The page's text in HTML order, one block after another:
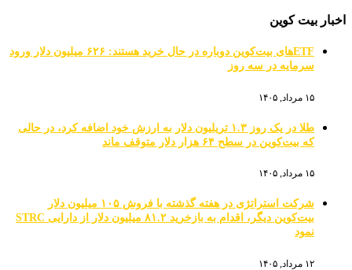
اخبار بیت کوین
ETFهای بیت‌کوین دوباره در حال خرید هستند: ۶۲۶ میلیون دلار ورود
سرمایه در سه روز
۱۵ مرداد, ۱۴۰۵
طلا در یک روز ۱.۳ تریلیون دلار به ارزش خود اضافه کرد، در حالی
که بیت‌کوین در سطح ۶۴ هزار دلار متوقف ماند
۱۵ مرداد, ۱۴۰۵
شرکت استراتژی در هفته گذشته با فروش ۱۰۵ میلیون دلار
بیت‌کوین دیگر، اقدام به بازخرید ۸۱.۲ میلیون دلار از دارایی STRC
نمود
۱۲ مرداد, ۱۴۰۵